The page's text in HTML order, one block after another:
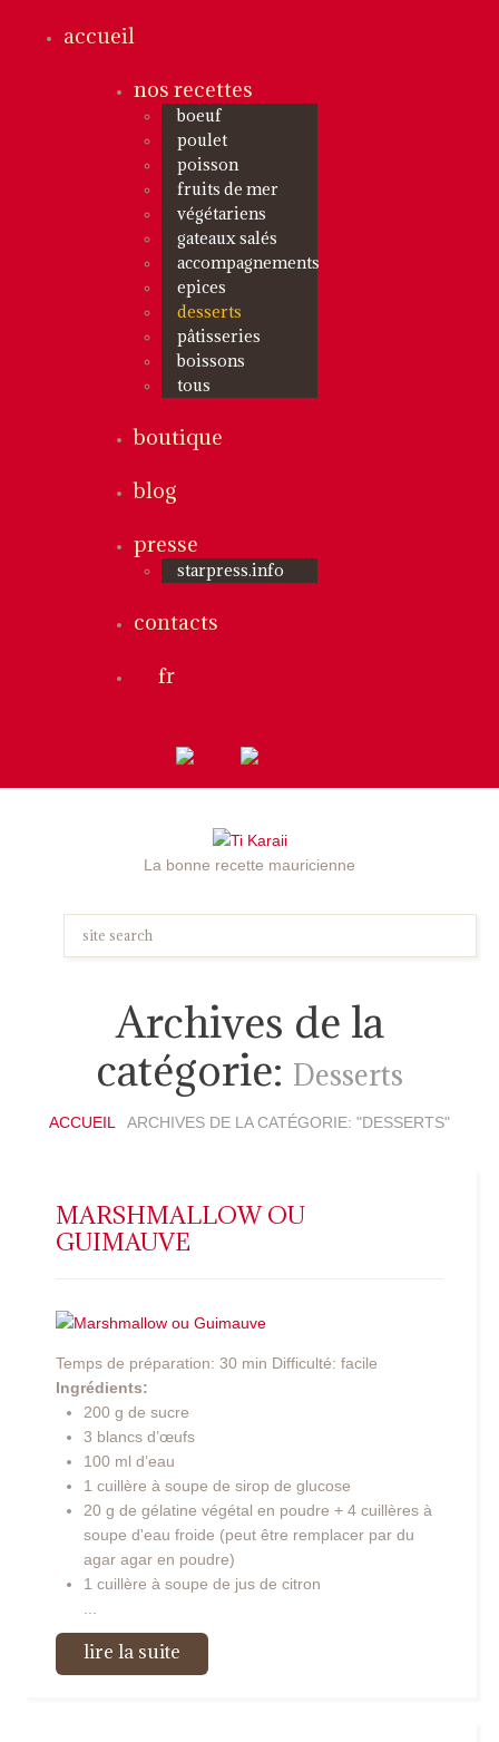
accueil
nos recettes
boeuf
poulet
poisson
fruits de mer
végétariens
gateaux salés
accompagnements
epices
desserts
pâtisseries
boissons
tous
boutique
blog
presse
starpress.info
contacts
fr
La bonne recette mauricienne
Archives de la
catégorie: Desserts
ACCUEIL ARCHIVES DE LA CATÉGORIE: "DESSERTS"
MARSHMALLOW OU
GUIMAUVE
Temps de préparation: 30 min Difficulté: facile
Ingrédients:
200 g de sucre
3 blancs d’œufs
100 ml d’eau
1 cuillère à soupe de sirop de glucose
20 g de gélatine végétal en poudre + 4 cuillères à
soupe d'eau froide (peut être remplacer par du
agar agar en poudre)
1 cuillère à soupe de jus de citron
lire la suite